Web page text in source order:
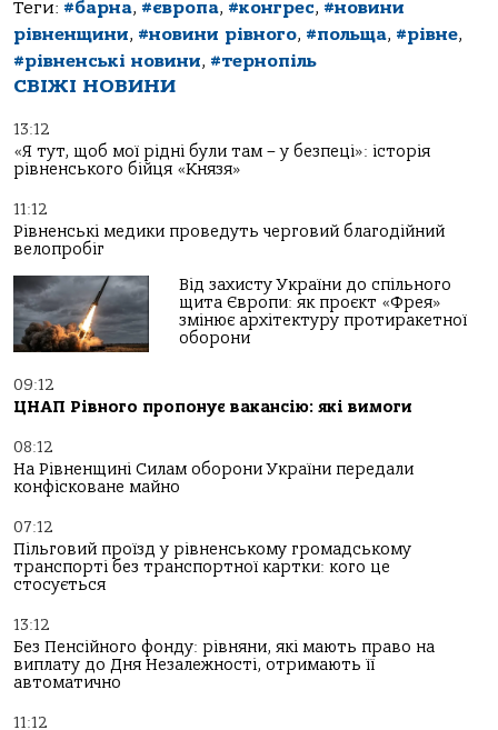
Теги: #барна, #європа, #конгрес, #новини
рівненщини, #новини рівного, #польща, #рівне,
#рівненські новини, #тернопіль
СВІЖІ НОВИНИ
13:12
«Я тут, щоб мої рідні були там – у безпеці»: історія
рівненського бійця «Князя»
11:12
Рівненські медики проведуть черговий благодійний
велопробіг
Від захисту України до спільного
щита Європи: як проєкт «Фрея»
змінює архітектуру протиракетної
оборони
09:12
ЦНАП Рівного пропонує вакансію: які вимоги
08:12
На Рівненщині Силам оборони України передали
конфісковане майно
07:12
Пільговий проїзд у рівненському громадському
транспорті без транспортної картки: кого це
стосується
13:12
Без Пенсійного фонду: рівняни, які мають право на
виплату до Дня Незалежності, отримають її
автоматично
11:12